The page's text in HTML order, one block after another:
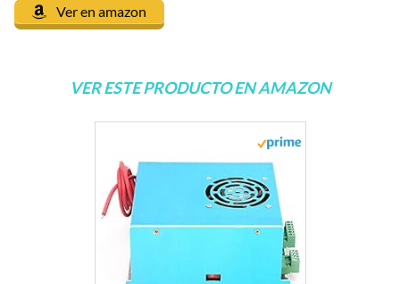
Ver en amazon
VER ESTE PRODUCTO EN AMAZON